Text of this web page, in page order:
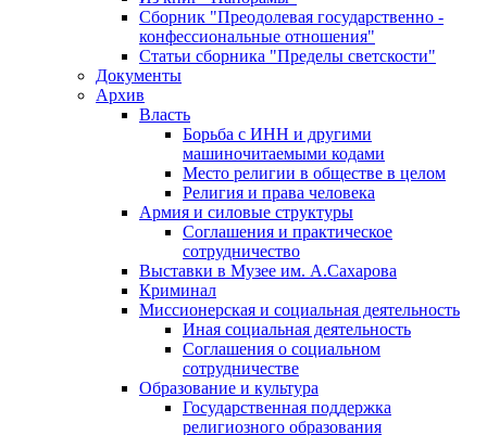
Сборник "Преодолевая государственно -
конфессиональные отношения"
Статьи сборника "Пределы светскости"
Документы
Архив
Власть
Борьба с ИНН и другими
машиночитаемыми кодами
Место религии в обществе в целом
Религия и права человека
Армия и силовые структуры
Соглашения и практическое
сотрудничество
Выставки в Музее им. А.Сахарова
Криминал
Миссионерская и социальная деятельность
Иная социальная деятельность
Соглашения о социальном
сотрудничестве
Образование и культура
Государственная поддержка
религиозного образования